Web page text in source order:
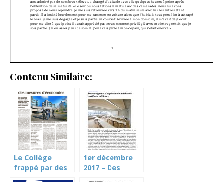
Contenu Similaire:
Le Collège
frappé par des
1er décembre
2017 – Des